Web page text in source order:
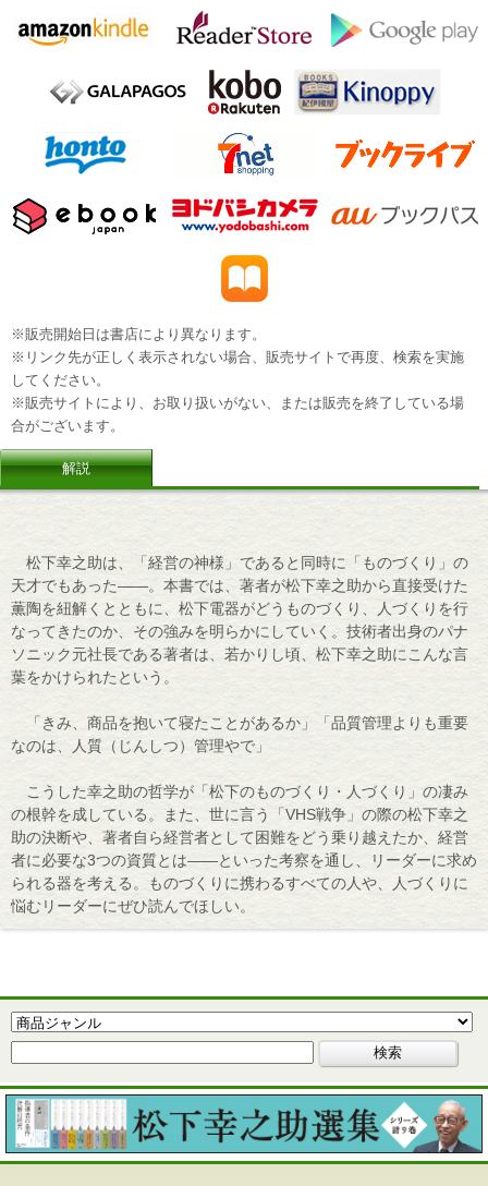
※販売開始日は書店により異なります。
※リンク先が正しく表示されない場合、販売サイトで再度、検索を実施
してください。
※販売サイトにより、お取り扱いがない、または販売を終了している場
合がございます。
解説
松下幸之助は、「経営の神様」であると同時に「ものづくり」の
天才でもあった――。本書では、著者が松下幸之助から直接受けた
薫陶を紐解くとともに、松下電器がどうものづくり、人づくりを行
なってきたのか、その強みを明らかにしていく。技術者出身のパナ
ソニック元社長である著者は、若かりし頃、松下幸之助にこんな言
葉をかけられたという。
「きみ、商品を抱いて寝たことがあるか」「品質管理よりも重要
なのは、人質（じんしつ）管理やで」
こうした幸之助の哲学が「松下のものづくり・人づくり」の凄み
の根幹を成している。また、世に言う「VHS戦争」の際の松下幸之
助の決断や、著者自ら経営者として困難をどう乗り越えたか、経営
者に必要な3つの資質とは――といった考察を通し、リーダーに求め
られる器を考える。ものづくりに携わるすべての人や、人づくりに
悩むリーダーにぜひ読んでほしい。